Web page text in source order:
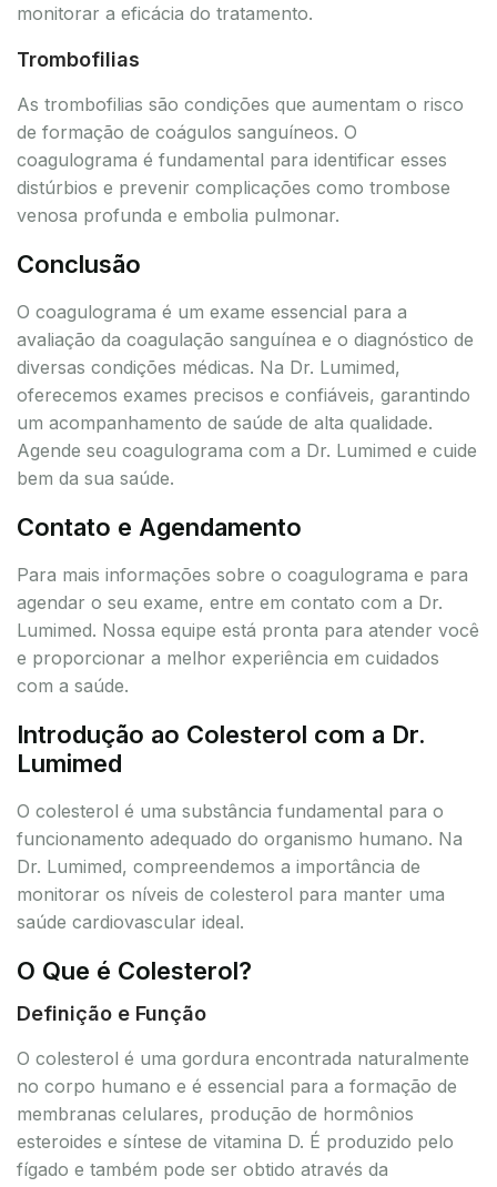
monitorar a eficácia do tratamento.
Trombofilias
As trombofilias são condições que aumentam o risco
de formação de coágulos sanguíneos. O
coagulograma é fundamental para identificar esses
distúrbios e prevenir complicações como trombose
venosa profunda e embolia pulmonar.
Conclusão
O coagulograma é um exame essencial para a
avaliação da coagulação sanguínea e o diagnóstico de
diversas condições médicas. Na Dr. Lumimed,
oferecemos exames precisos e confiáveis, garantindo
um acompanhamento de saúde de alta qualidade.
Agende seu coagulograma com a Dr. Lumimed e cuide
bem da sua saúde.
Contato e Agendamento
Para mais informações sobre o coagulograma e para
agendar o seu exame, entre em contato com a Dr.
Lumimed. Nossa equipe está pronta para atender você
e proporcionar a melhor experiência em cuidados
com a saúde.
Introdução ao Colesterol com a Dr.
Lumimed
O colesterol é uma substância fundamental para o
funcionamento adequado do organismo humano. Na
Dr. Lumimed, compreendemos a importância de
monitorar os níveis de colesterol para manter uma
saúde cardiovascular ideal.
O Que é Colesterol?
Definição e Função
O colesterol é uma gordura encontrada naturalmente
no corpo humano e é essencial para a formação de
membranas celulares, produção de hormônios
esteroides e síntese de vitamina D. É produzido pelo
fígado e também pode ser obtido através da